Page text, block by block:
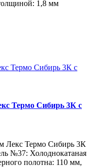
1,8 мм
Термо Сибирь 3К с
Лекс Термо Сибирь 3К
№37: Холоднокатаная
полотна: 110 мм,